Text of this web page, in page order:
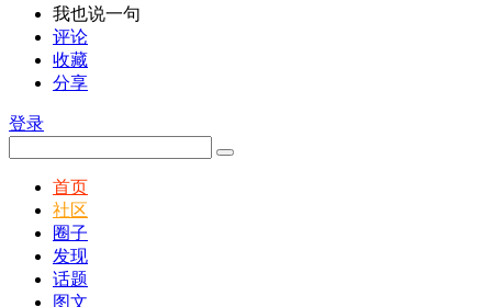
我也说一句
评论
收藏
分享
登录
首页
社区
圈子
发现
话题
图文